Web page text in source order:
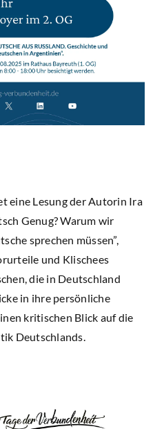
eine Lesung der Autorin Ira
Genug? Warum wir
sprechen müssen”,
und Klischees
die in Deutschland
in ihre persönliche
kritischen Blick auf die
Deutschlands.